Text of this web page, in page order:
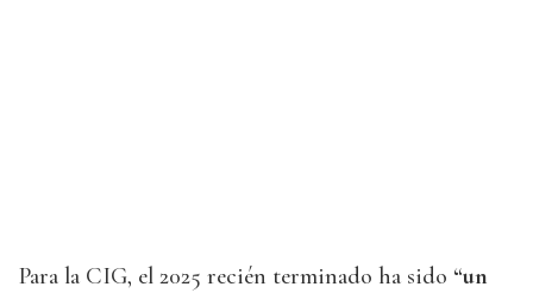
Para la CIG, el 2025 recién terminado ha sido “un